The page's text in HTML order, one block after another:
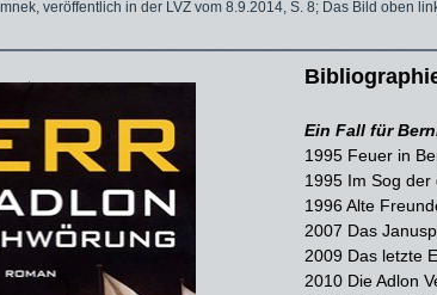
veröffentlich in der LVZ vom 8.9.2014, S. 8; Das Bild oben
Ein Fall für
1995 Feuer in
1995 Im Sog der
1996 Alte
2007 Das
2009 Das letzte
2010 Die Adlon